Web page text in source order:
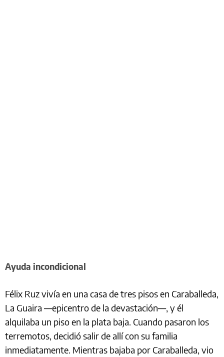
Ayuda incondicional
Félix Ruz vivía en una casa de tres pisos en Caraballeda,
La Guaira —epicentro de la devastación—, y él
alquilaba un piso en la plata baja. Cuando pasaron los
terremotos, decidió salir de allí con su familia
inmediatamente. Mientras bajaba por Caraballeda, vio